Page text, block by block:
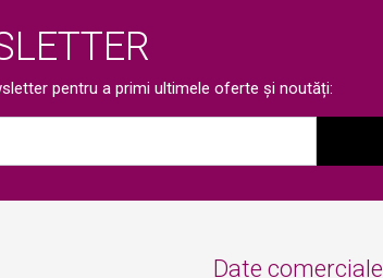
pentru a primi ultimele oferte și noutăți:
Date comerciale